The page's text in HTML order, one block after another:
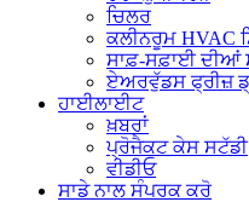
ਚਿਲਰ
ਕਲੀਨਰੂਮ HVAC
ਸਾਫ਼-ਸਫ਼ਾਈ
ਏਅਰਵੁੱਡਸ ਫ੍ਰੀਜ਼
ਹਾਈਲਾਈਟ
ਖ਼ਬਰਾਂ
ਪ੍ਰੋਜੈਕਟ ਕੇਸ ਸਟੱਡੀ
ਵੀਡੀਓ
ਸਾਡੇ ਨਾਲ ਸੰਪਰਕ ਕਰੋ